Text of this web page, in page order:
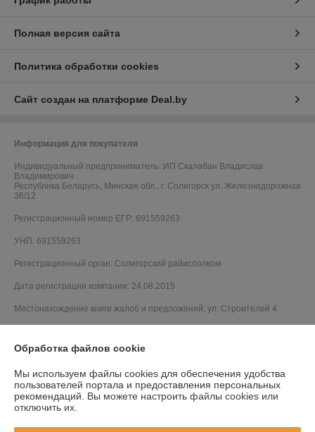
Полная версия сайта
Политика обработки cookies
Сайт создан на платформе Deal.by
Информация для покупателя
Индивидуальный предприниматель: ИП Скалабан Владислав
Владимирович
Республика Беларусь, Минская обл., г. Солигорск ул. Железнодорожная
36/12
Регистрационный номер ЕГР: 691559263
УНП: 691559263
Регистрационный орган: Солигорский райисполком
Дата регистрации компании: 24.08.2015
Местонахождение книги жалоб и предложений: ул. Строителей 4
Обработка файлов cookie
Мы используем файлы cookies для обеспечения удобства
пользователей портала и предоставления персональных
рекомендаций. Вы можете настроить файлы cookies или
отключить их.